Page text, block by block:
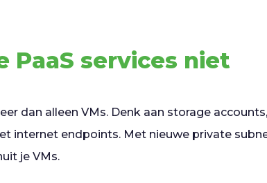
PaaS services niet
dan alleen VMs. Denk aan storage
internet endpoints. Met nieuwe private
je VMs.